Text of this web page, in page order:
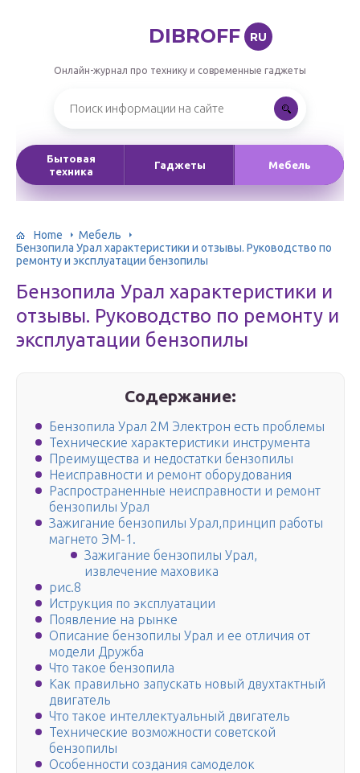
DIBROFF RU
Онлайн-журнал про технику и современные гаджеты
Бытовая
техника
Гаджеты Мебель
Home
Мебель
Бензопила Урал характеристики и отзывы. Руководство по
ремонту и эксплуатации бензопилы
Бензопила Урал характеристики и
отзывы. Руководство по ремонту и
эксплуатации бензопилы
Содержание:
Бензопила Урал 2М Электрон есть проблемы
Технические характеристики инструмента
Преимущества и недостатки бензопилы
Неисправности и ремонт оборудования
Распространенные неисправности и ремонт
бензопилы Урал
Зажигание бензопилы Урал,принцип работы
магнето ЭМ-1.
Зажигание бензопилы Урал,
извлечение маховика
рис.8
Иструкция по эксплуатации
Появление на рынке
Описание бензопилы Урал и ее отличия от
модели Дружба
Что такое бензопила
Как правильно запускать новый двухтактный
двигатель
Что такое интеллектуальный двигатель
Технические возможности советской
бензопилы
Особенности создания самоделок